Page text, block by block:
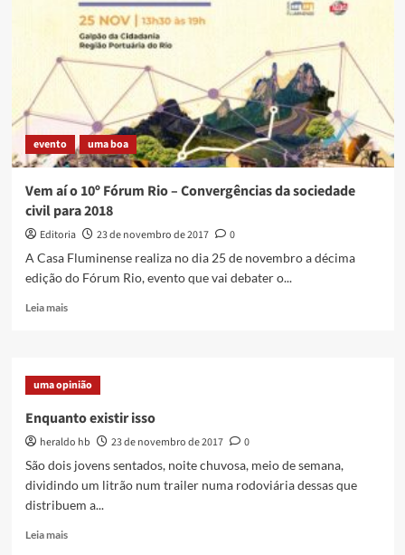
de
Duque
Caxias
acontece
no
próximo
dia
09/12
evento uma boa
Vem aí o 10º Fórum Rio – Convergências da sociedade
civil para 2018
Editoria 23 de novembro de 2017
0
A Casa Fluminense realiza no dia 25 de novembro a décima
edição do Fórum Rio, evento que vai debater o...
Leia maisRead
aí
o
Fórum
Rio
da
sociedade
uma opinião
Enquanto existir isso
heraldo hb 23 de novembro de 2017
0
São dois jovens sentados, noite chuvosa, meio de semana,
dividindo um litrão num trailer numa rodoviária dessas que
distribuem a...
Leia maisRead